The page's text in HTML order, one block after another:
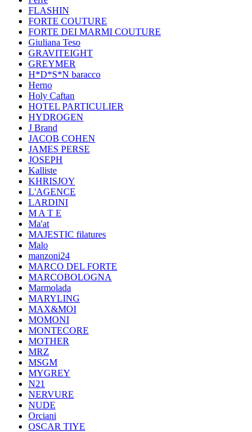
FLASHIN
FORTE COUTURE
FORTE DEI MARMI COUTURE
Giuliana Teso
GRAVITEIGHT
GREYMER
H*D*S*N baracco
Herno
Holy Caftan
HOTEL PARTICULIER
HYDROGEN
J Brand
JACOB COHEN
JAMES PERSE
JOSEPH
Kalliste
KHRISJOY
L'AGENCE
LARDINI
M A T E
Ma'at
MAJESTIC filatures
Malo
manzoni24
MARCO DEL FORTE
MARCOBOLOGNA
Marmolada
MARYLING
MAX&MOI
MOMONI
MONTECORE
MOTHER
MRZ
MSGM
MYGREY
N21
NERVURE
NUDE
Orciani
OSCAR TIYE